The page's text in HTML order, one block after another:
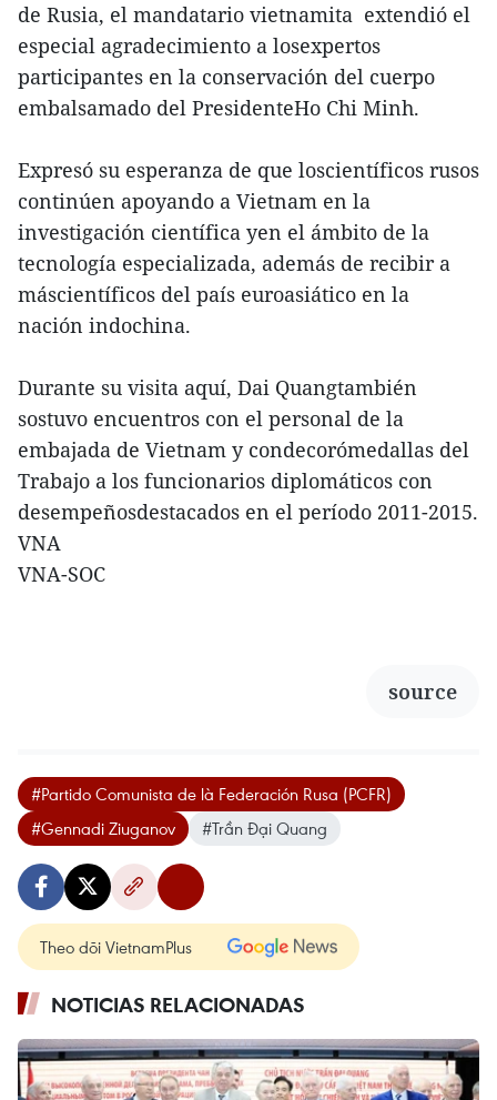
de Rusia, el mandatario vietnamita extendió el
especial agradecimiento a losexpertos
participantes en la conservación del cuerpo
embalsamado del PresidenteHo Chi Minh.
Expresó su esperanza de que loscientíficos rusos
continúen apoyando a Vietnam en la
investigación científica yen el ámbito de la
tecnología especializada, además de recibir a
máscientíficos del país euroasiático en la
nación indochina.
Durante su visita aquí, Dai Quangtambién
sostuvo encuentros con el personal de la
embajada de Vietnam y condecorómedallas del
Trabajo a los funcionarios diplomáticos con
desempeñosdestacados en el período 2011-2015.
VNA
VNA-SOC
source
#Partido Comunista de là Federación Rusa (PCFR)
#Gennadi Ziuganov
#Trần Đại Quang
Theo dõi VietnamPlus
NOTICIAS RELACIONADAS